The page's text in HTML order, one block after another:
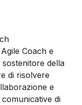
Coach e
della
di risolvere
e
di